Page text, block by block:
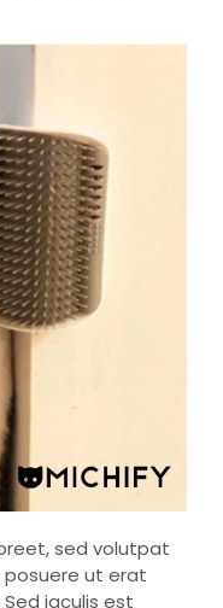
sed volutpat
posuere ut erat
iaculis est